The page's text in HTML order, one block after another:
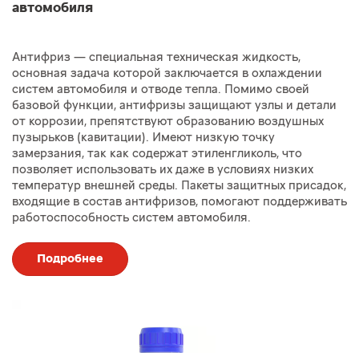
автомобиля
Антифриз — специальная техническая жидкость,
основная задача которой заключается в охлаждении
систем автомобиля и отводе тепла. Помимо своей
базовой функции, антифризы защищают узлы и детали
от коррозии, препятствуют образованию воздушных
пузырьков (кавитации). Имеют низкую точку
замерзания, так как содержат этиленгликоль, что
позволяет использовать их даже в условиях низких
температур внешней среды. Пакеты защитных присадок,
входящие в состав антифризов, помогают поддерживать
работоспособность систем автомобиля.
Подробнее